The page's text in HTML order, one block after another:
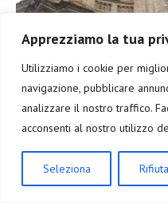
Apprezziamo la tua
Utilizziamo i cookie per
navigazione, pubblicare
analizzare il nostro traffico.
acconsenti al nostro utilizzo
Seleziona
Chiesa di Santa Marta